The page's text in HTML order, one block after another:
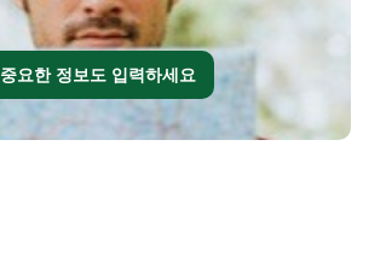
중요한 정보도 입력하세요